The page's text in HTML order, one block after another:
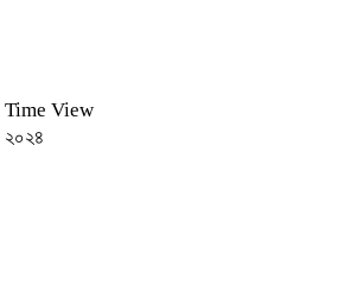
Time View
২০২৪